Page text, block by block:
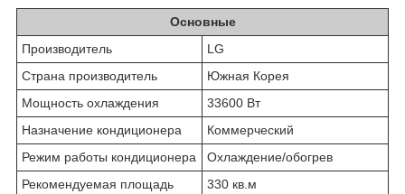
Основные
Производитель
LG
Страна производитель
Южная Корея
Мощность охлаждения
33600 Вт
Назначение кондиционера
Коммерческий
Режим работы кондиционера
Охлаждение/обогрев
Рекомендуемая площадь
330 кв.м